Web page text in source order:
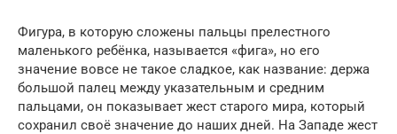
Фигура, в которую сложены пальцы прелестного
маленького ребёнка, называется «фига», но его
значение вовсе не такое сладкое, как название: держа
большой палец между указательным и средним
пальцами, он показывает жест старого мира, который
сохранил своё значение до наших дней. На Западе жест